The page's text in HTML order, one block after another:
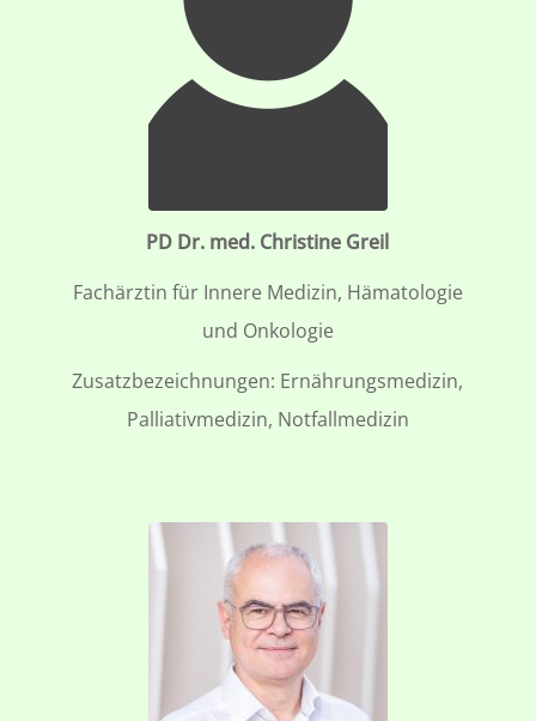
PD Dr. med. Christine Greil
Fachärztin für Innere Medizin, Hämatologie
und Onkologie
Zusatzbezeichnungen: Ernährungsmedizin,
Palliativmedizin, Notfallmedizin